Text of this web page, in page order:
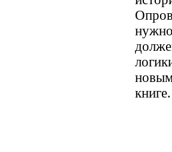
книге.